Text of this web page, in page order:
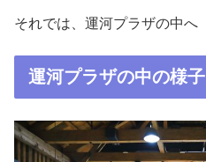
それでは、運河プラザの中へ
運河プラザの中の様子